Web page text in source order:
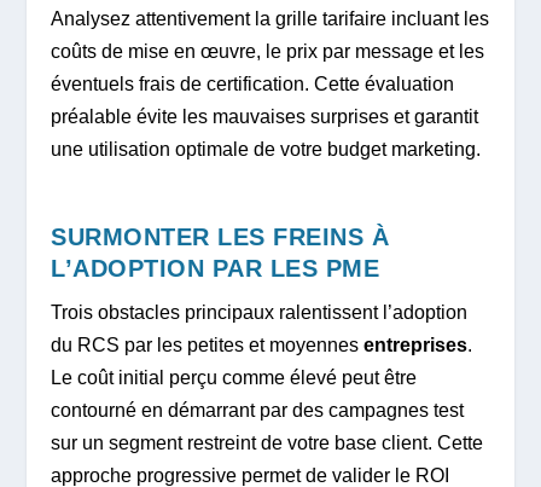
Analysez attentivement la grille tarifaire incluant les
coûts de mise en œuvre, le prix par message et les
éventuels frais de certification. Cette évaluation
préalable évite les mauvaises surprises et garantit
une utilisation optimale de votre budget marketing.
SURMONTER LES FREINS À
L’ADOPTION PAR LES PME
Trois obstacles principaux ralentissent l’adoption
du RCS par les petites et moyennesentreprises.
Le coût initial perçu comme élevé peut être
contourné en démarrant par des campagnes test
sur un segment restreint de votre base client. Cette
approche progressive permet de valider le ROI